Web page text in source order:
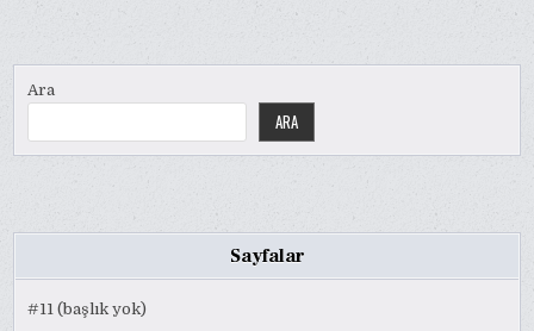
Ara
ARA
Sayfalar
#11 (başlık yok)